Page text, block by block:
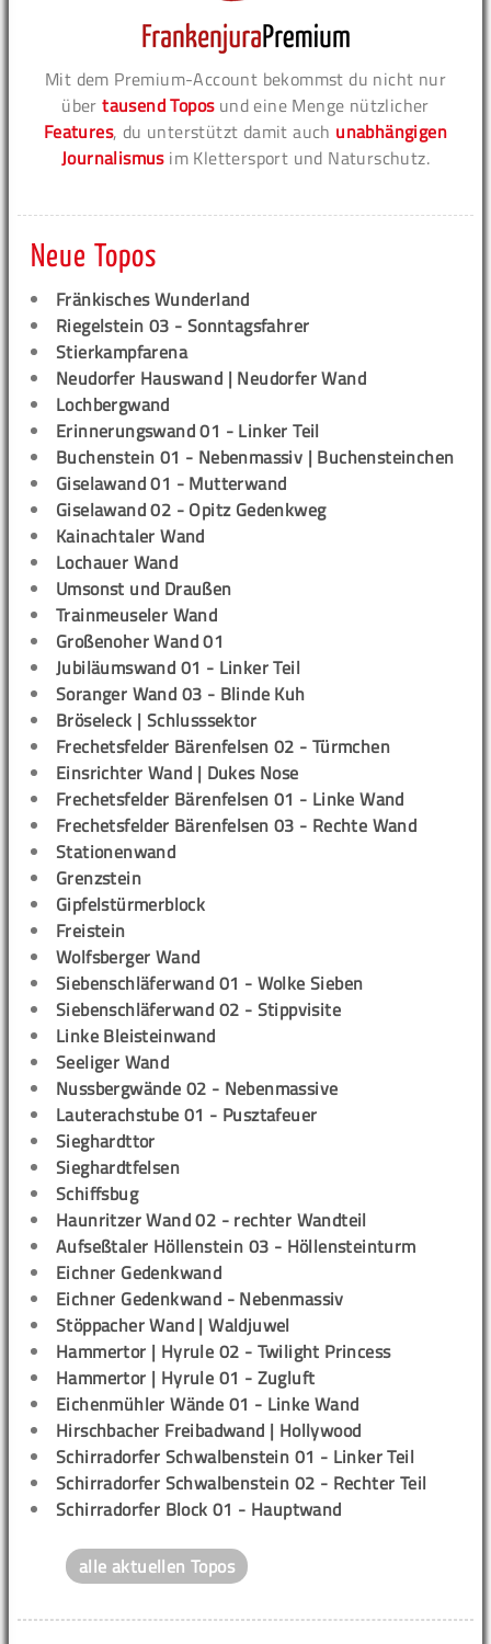
Mit dem Premium-Account bekommst du nicht nur
übertausend Toposund eine Menge nützlicher
Features, du unterstützt damit auch unabhängigen
Journalismusim Klettersport und Naturschutz.
Neue Topos
Fränkisches Wunderland
Riegelstein 03 - Sonntagsfahrer
Stierkampfarena
Neudorfer Hauswand | Neudorfer Wand
Lochbergwand
Erinnerungswand 01 - Linker Teil
Buchenstein 01 - Nebenmassiv | Buchensteinchen
Giselawand 01 - Mutterwand
Giselawand 02 - Opitz Gedenkweg
Kainachtaler Wand
Lochauer Wand
Umsonst und Draußen
Trainmeuseler Wand
Großenoher Wand 01
Jubiläumswand 01 - Linker Teil
Soranger Wand 03 - Blinde Kuh
Bröseleck | Schlusssektor
Frechetsfelder Bärenfelsen 02 - Türmchen
Einsrichter Wand | Dukes Nose
Frechetsfelder Bärenfelsen 01 - Linke Wand
Frechetsfelder Bärenfelsen 03 - Rechte Wand
Stationenwand
Grenzstein
Gipfelstürmerblock
Freistein
Wolfsberger Wand
Siebenschläferwand 01 - Wolke Sieben
Siebenschläferwand 02 - Stippvisite
Linke Bleisteinwand
Seeliger Wand
Nussbergwände 02 - Nebenmassive
Lauterachstube 01 - Pusztafeuer
Sieghardttor
Sieghardtfelsen
Schiffsbug
Haunritzer Wand 02 - rechter Wandteil
Aufseßtaler Höllenstein 03 - Höllensteinturm
Eichner Gedenkwand
Eichner Gedenkwand - Nebenmassiv
Stöppacher Wand | Waldjuwel
Hammertor | Hyrule 02 - Twilight Princess
Hammertor | Hyrule 01 - Zugluft
Eichenmühler Wände 01 - Linke Wand
Hirschbacher Freibadwand | Hollywood
Schirradorfer Schwalbenstein 01 - Linker Teil
Schirradorfer Schwalbenstein 02 - Rechter Teil
Schirradorfer Block 01 - Hauptwand
alle aktuellen Topos